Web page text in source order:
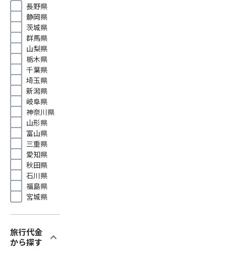
長野県
静岡県
茨城県
群馬県
山梨県
栃木県
千葉県
埼玉県
新潟県
岐阜県
神奈川県
山形県
富山県
三重県
愛知県
秋田県
石川県
福島県
宮城県
旅行代金
から探す
expand_more